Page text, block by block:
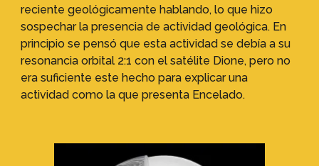
reciente geológicamente hablando, lo que hizo
sospechar la presencia de actividad geológica. En
principio se pensó que esta actividad se debía a su
resonancia orbital 2:1 con el satélite Dione, pero no
era suficiente este hecho para explicar una
actividad como la que presenta Encelado.